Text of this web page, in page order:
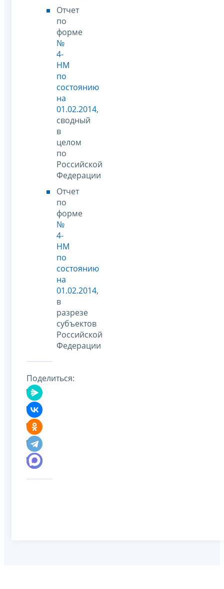
Отчет
по
форме
№
4-
НМ
по
состоянию
на
01.02.2014,
сводный
в
целом
по
Российской
Федерации
Отчет
по
форме
№
4-
НМ
по
состоянию
на
01.02.2014,
в
разрезе
субъектов
Российской
Федерации
Поделиться: